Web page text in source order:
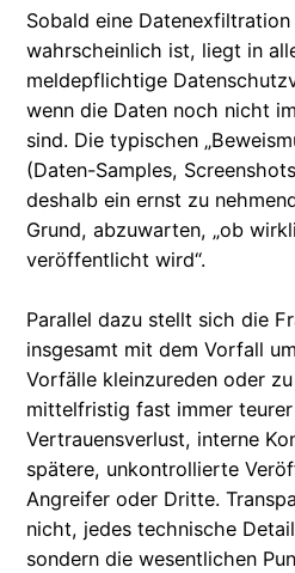
Sobald eine
wahrscheinlich ist, liegt in
meldepflichtige
wenn die Daten noch nicht
sind. Die typischen
(Daten-Samples,
deshalb ein ernst zu
Grund, abzuwarten, „ob
veröffentlicht wird“.
Parallel dazu stellt sich die
insgesamt mit dem Vorfall
Vorfälle kleinzureden oder
mittelfristig fast immer
Vertrauensverlust, interne
spätere, unkontrollierte
Angreifer oder Dritte.
nicht, jedes technische
sondern die wesentlichen